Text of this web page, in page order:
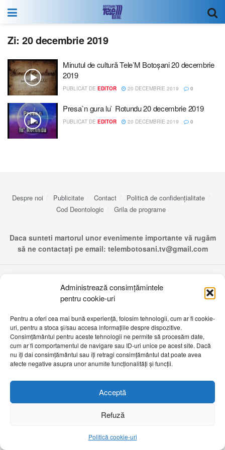
Administrează consimțămintele
pentru cookie-uri
Pentru a oferi cea mai bună experiență, folosim tehnologii, cum ar fi cookie-
uri, pentru a stoca și/sau accesa informațiile despre dispozitive.
Consimțământul pentru aceste tehnologii ne permite să procesăm date,
cum ar fi comportamentul de navigare sau ID-uri unice pe acest site. Dacă
nu îți dai consimțământul sau îți retragi consimțământul dat poate avea
afecte negative asupra unor anumite funcționalități și funcții.
Acceptă
Refuză
Politică cookie-uri
Zi:20 decembrie 2019
Minutul de cultură Tele’M Botoșani 20 decembrie
2019
PUBLICAT DE EDITOR 20 DECEMBRIE 2019 0
Presa`n gura lu` Rotundu 20 decembrie 2019
PUBLICAT DE EDITOR 20 DECEMBRIE 2019 0
Despre noi Publicitate Contact
Politică de confidențialitate
Cod Deontologic
Grila de programe
Daca sunteti martorul unor evenimente importante vă rugăm
să ne contactați pe email: telembotosani.tv@gmail.com